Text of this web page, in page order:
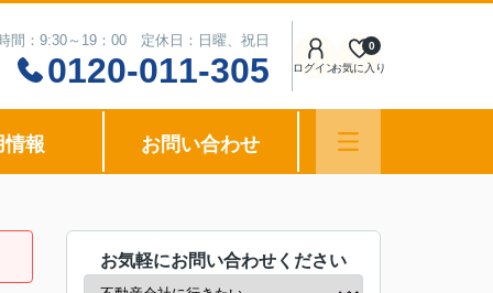
間：9:30～19：00 定休日：日曜、祝日
0120-011-305 ログインお気に入り
0
情報 お問い合わせ
お気軽にお問い合わせください